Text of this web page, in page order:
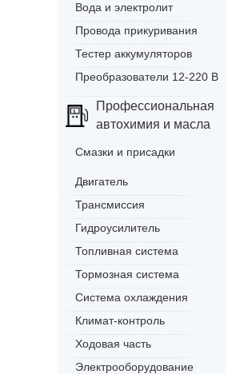
Вода и электролит
Провода прикуривания
Тестер аккумуляторов
Преобразователи 12-220 В
Профессиональная
автохимия и масла
Смазки и присадки
Двигатель
Трансмиссия
Гидроусилитель
Топливная система
Тормозная система
Система охлаждения
Климат-контроль
Ходовая часть
Электрооборудование